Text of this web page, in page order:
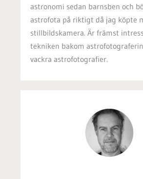
astronomi sedan barnsben och
astrofota på riktigt då jag köpte
stillbildskamera. Är främst
tekniken bakom
vackra astrofotografier.